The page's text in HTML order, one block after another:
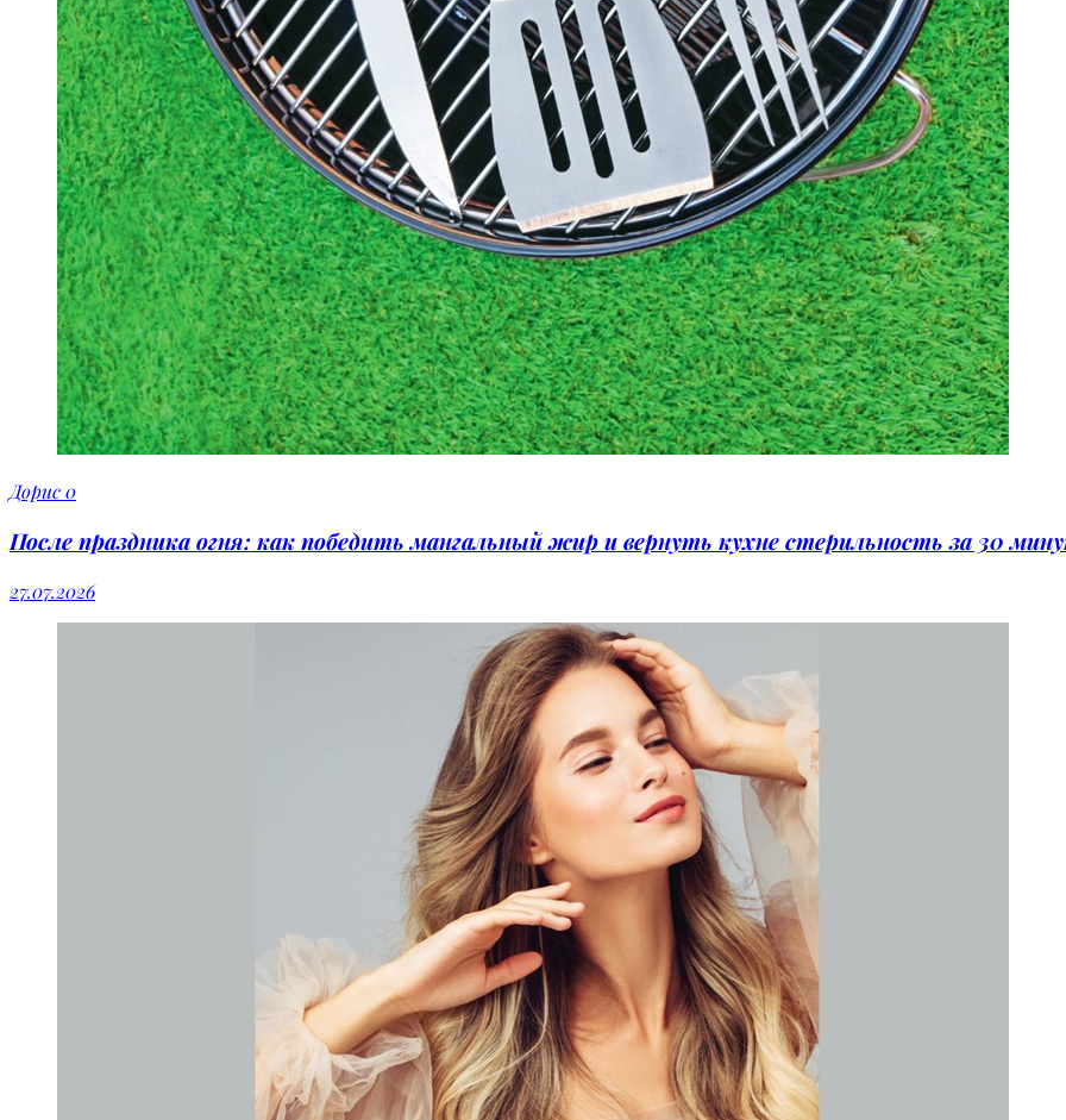
Дорис0
После праздника огня: как победить мангальный жир и вернуть кухне стерильность за 30
27.07.2026